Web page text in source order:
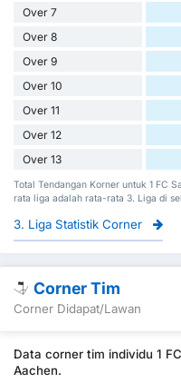
Over 7
Over 8
Over 9
Over 10
Over 11
Over 12
Over 13
Total Tendangan Korner untuk 1 FC
rata liga adalah rata-rata 3. Liga di
3. Liga Statistik Corner
Corner Tim
Corner Didapat/Lawan
Data corner tim individu 1
Aachen.